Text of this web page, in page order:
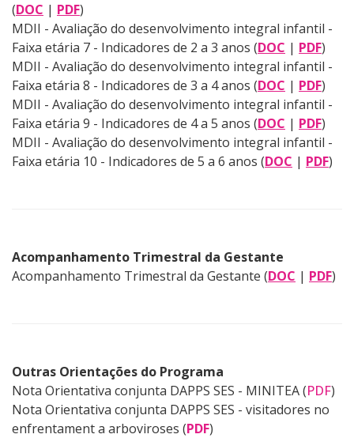
(DOC | PDF)
MDII - Avaliação do desenvolvimento integral infantil -
Faixa etária 7 - Indicadores de 2 a 3 anos (DOC | PDF)
MDII - Avaliação do desenvolvimento integral infantil -
Faixa etária 8 - Indicadores de 3 a 4 anos (DOC | PDF)
MDII - Avaliação do desenvolvimento integral infantil -
Faixa etária 9 - Indicadores de 4 a 5 anos (DOC | PDF)
MDII - Avaliação do desenvolvimento integral infantil -
Faixa etária 10 - Indicadores de 5 a 6 anos (DOC | PDF)
Acompanhamento Trimestral da Gestante
Acompanhamento Trimestral da Gestante (DOC | PDF)
Outras Orientações do Programa
Nota Orientativa conjunta DAPPS SES - MINITEA (PDF)
Nota Orientativa conjunta DAPPS SES - visitadores no
enfrentament a arboviroses (PDF)